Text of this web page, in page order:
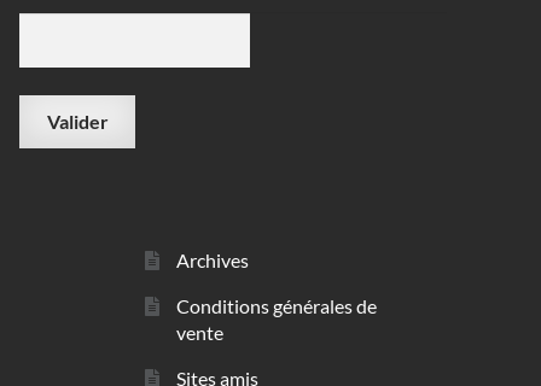
Archives
Conditions générales de
vente
Sites amis